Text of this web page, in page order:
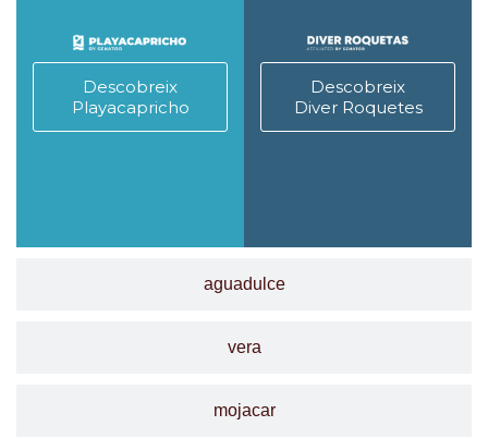
aguadulce
vera
mojacar
Descobreix
Playacapricho
Descobreix
Diver Roquetes